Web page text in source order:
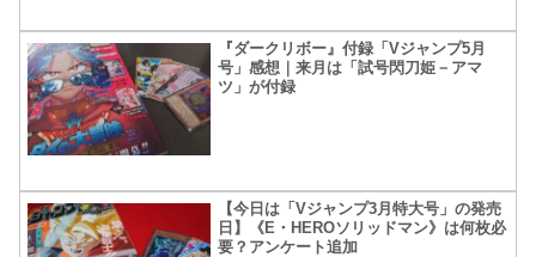
『ダークリボー』付録「Vジャンプ5月
号」感想｜来月は「試号閃刀姫－アマ
ツ」が付録
【今日は「Vジャンプ3月特大号」の発売
日】《E・HEROソリッドマン》は何枚必
要？アンケート追加